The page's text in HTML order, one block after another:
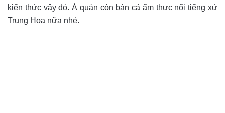
kiến thức vậy đó. À quán còn bán cả ẩm thực nổi tiếng xứ
Trung Hoa nữa nhé.